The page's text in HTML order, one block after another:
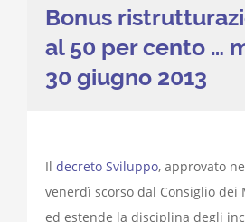
Bonus
al 50 per cento …
30 giugno 2013
Il decreto Sviluppo, approvato
venerdì scorso dal Consiglio dei
ed estende la disciplina degli